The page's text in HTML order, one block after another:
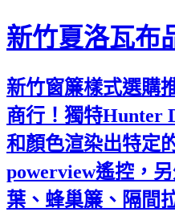
新竹夏洛瓦布
新竹窗簾樣式選購
商行！獨特Hunter
和顏色渲染出特定
powerview遙控，
葉、蜂巢簾、隔間